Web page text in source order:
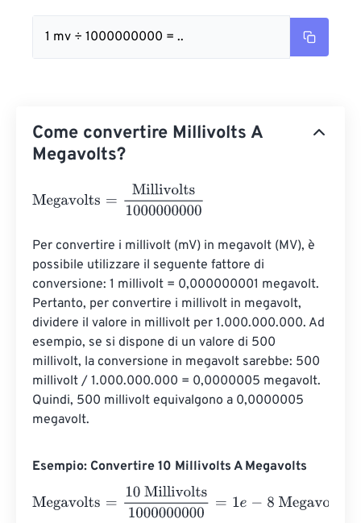
1 mv ÷ 1000000000 = ..
Come convertire Millivolts A
Megavolts?
Megavolts Millivolts1000000000
Per convertire i millivolt (mV) in megavolt (MV), è
possibile utilizzare il seguente fattore di
conversione: 1 millivolt = 0,000000001 megavolt.
Pertanto, per convertire i millivolt in megavolt,
dividere il valore in millivolt per 1.000.000.000. Ad
esempio, se si dispone di un valore di 500
millivolt, la conversione in megavolt sarebbe: 500
millivolt / 1.000.000.000 = 0,0000005 megavolt.
Quindi, 500 millivolt equivalgono a 0,0000005
megavolt.
Esempio: Convertire 10 Millivolts A Megavolts
Megavolts
10 Millivolts1000000000 -8 Megavolts